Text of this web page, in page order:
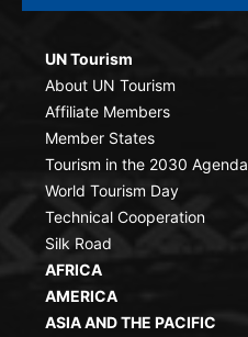
UN Tourism
About UN Tourism
Affiliate Members
Member States
Tourism in the 2030 Agenda
World Tourism Day
Technical Cooperation
Silk Road
AFRICA
AMERICA
ASIA AND THE PACIFIC